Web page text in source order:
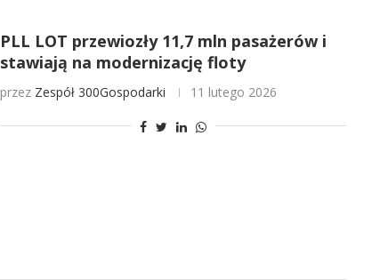
PLL LOT przewiozły 11,7 mln pasażerów i
stawiają na modernizację floty
przez Zespół 300Gospodarki 11 lutego 2026